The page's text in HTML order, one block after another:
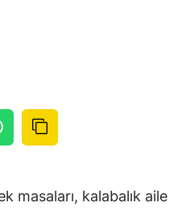
masaları, kalabalık aile